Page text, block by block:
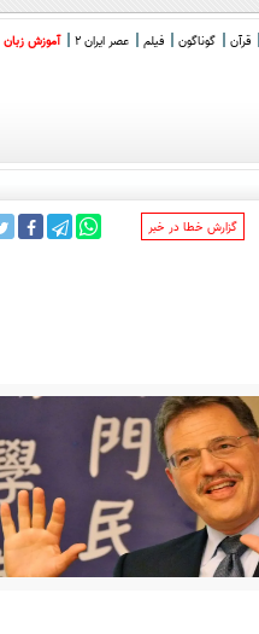
قرآن گوناگون فیلم عصر ایران 2 آموزش زبان
‌گزارش خطا در خبر